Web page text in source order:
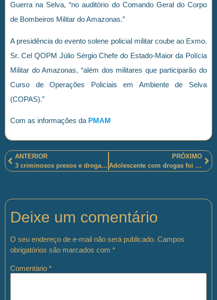
Guerra na Selva, “no auditório do Comando Geral do Corpo
de Bombeiros Militar do Amazonas.”
A presidência do evento solene policial militar coube ao Exmo.
Sr. Cel QOPM Júlio Sérgio Chefe do Estado-Maior da Polícia
Militar do Amazonas, “além dos militares que participarão do
Curso de Operações Policiais em Ambiente de Selva
(COPAS).”
Com as informações da PMAM
ANTERIOR
3 criminosos presos e drogas e armas de fogo apreendidas pelos policiais militares fluminenses, no “Morro do Chaves, em Barros Filho”-RJ
PRÓXIMO
Adolescente com drogas foi apreendido, em Vitória-ES, pelos policiais militares espírito-santenses
Deixe um comentário
O seu endereço de e-mail não será publicado. Campos
obrigatórios são marcados com *
Comentário *